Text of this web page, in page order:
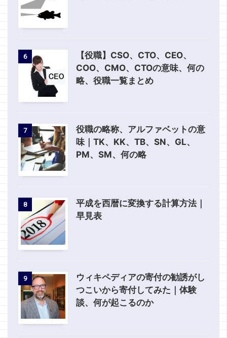
6
【役職】CSO、CTO、CEO、
COO、CMO、CTOの意味、何の
略、役職一覧まとめ
7
役職の略称、アルファベットの意
味｜TK、KK、TB、SN、GL、
PM、SM、何の略
8
平成を西暦に変換する計算方法｜
早見表
9
ウィキペディアの寄付の勧誘がし
つこいから寄付してみた｜体験
談、何が起こるのか